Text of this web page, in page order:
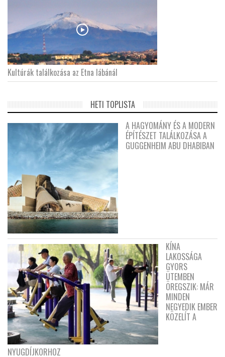
Kultúrák találkozása az Etna lábánál
HETI TOPLISTA
A HAGYOMÁNY ÉS A MODERN
ÉPÍTÉSZET TALÁLKOZÁSA A
GUGGENHEIM ABU DHABIBAN
KÍNA
LAKOSSÁGA
GYORS
ÜTEMBEN
ÖREGSZIK: MÁR
MINDEN
NEGYEDIK EMBER
KÖZELÍT A
NYUGDÍJKORHOZ